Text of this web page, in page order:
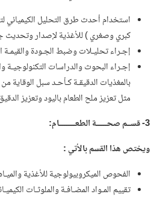
استخدام أحدث طرق التحليل الكيميائي
كبري وصغري ) للأغذية لإصدار وتحديث
إجـراء تحليـلات وضبط الجـودة والقيمـة
إجـراء البحوث والدراسات التكنولوجيـة
بالمغذيات الدقيقـة كـأحـد سبل
مثل تعزيز ملح الطعام باليود وتعزيز
3- قســم صحــــــة الطعـــــــــام:
ويختص هذا القسم بالأتي :
الفحوص الميكروبيولوجية للأغذية والميـاه
تقييم المـواد المضـافـة والملوثـات